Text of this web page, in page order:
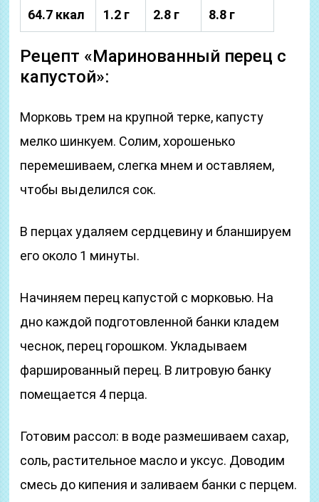
64.7 ккал
1.2 г
2.8 г
8.8 г
Рецепт «Маринованный перец с
капустой»:
Морковь трем на крупной терке, капусту
мелко шинкуем. Солим, хорошенько
перемешиваем, слегка мнем и оставляем,
чтобы выделился сок.
В перцах удаляем сердцевину и бланшируем
его около 1 минуты.
Начиняем перец капустой с морковью. На
дно каждой подготовленной банки кладем
чеснок, перец горошком. Укладываем
фаршированный перец. В литровую банку
помещается 4 перца.
Готовим рассол: в воде размешиваем сахар,
соль, растительное масло и уксус. Доводим
смесь до кипения и заливаем банки с перцем.